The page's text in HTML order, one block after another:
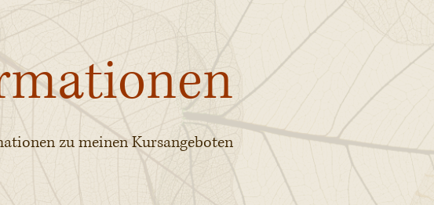
zu meinen Kursangeboten